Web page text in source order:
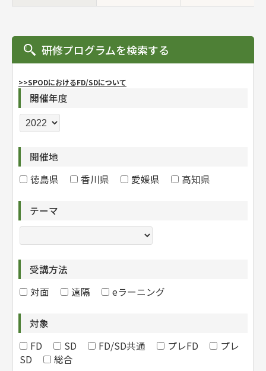
研修プログラムを検索する
>>SPODにおけるFD/SDについて
開催年度
開催地
徳島県
香川県 愛媛県 高知県
テーマ
受講方法
対面
遠隔 eラーニング
対象
FD
SD FD/SD共通 プレFD
プレ
SD
総合